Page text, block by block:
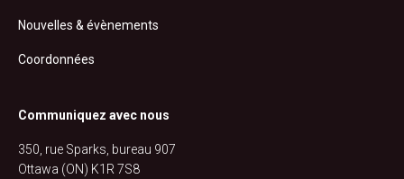
Nouvelles & évènements
Coordonnées
Communiquez avec nous
350, rue Sparks, bureau 907
Ottawa (ON) K1R 7S8